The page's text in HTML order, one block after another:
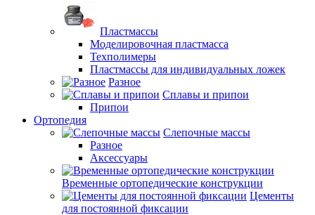
Пластмассы
Моделировочная пластмасса
Техполимеры
Пластмассы для индивидуальных ложек
Разное
Сплавы и припои
Припои
Ортопедия
Слепочные массы
Разное
Аксессуары
Временные ортопедические конструкции
Цементы
для постоянной фиксации